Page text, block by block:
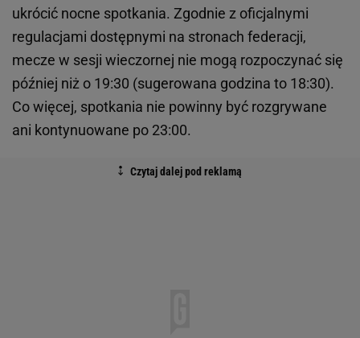
ukrócić nocne spotkania. Zgodnie z oficjalnymi
regulacjami dostępnymi na stronach federacji,
mecze w sesji wieczornej nie mogą rozpoczynać się
później niż o 19:30 (sugerowana godzina to 18:30).
Co więcej, spotkania nie powinny być rozgrywane
ani kontynuowane po 23:00.